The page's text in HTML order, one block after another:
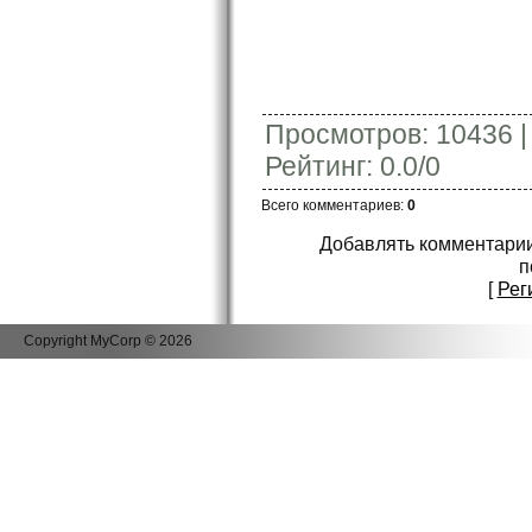
Просмотров: 10436
Рейтинг: 0.0/0
Всего комментариев: 0
Добавлять
[
Copyright MyCorp © 2026